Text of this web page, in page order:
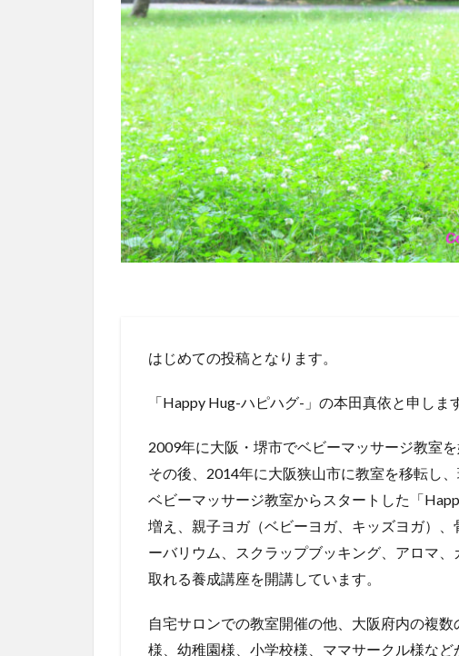
はじめての投稿となります。
「Happy Hug-ハピハグ-」の本田真依と申しま
2009年に大阪・堺市でベビーマッサージ教室を
その後、2014年に大阪狭山市に教室を移転し
ベビーマッサージ教室からスタートした「
増え、親子ヨガ（ベビーヨガ、キッズヨガ）
ーバリウム、スクラップブッキング、アロマ
取れる養成講座を開講しています。
自宅サロンでの教室開催の他、大阪府内の複
様、幼稚園様、小学校様、ママサークル様な